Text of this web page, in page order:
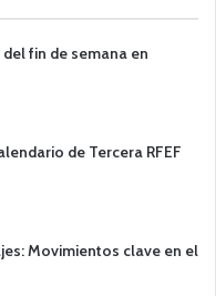
fin de semana en
de Tercera RFEF
Movimientos clave en el